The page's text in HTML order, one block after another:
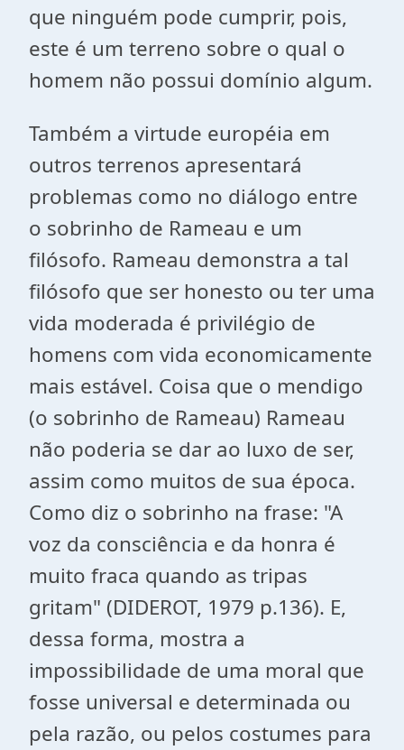
que ninguém pode cumprir, pois,
este é um terreno sobre o qual o
homem não possui domínio algum.
Também a virtude européia em
outros terrenos apresentará
problemas como no diálogo entre
o sobrinho de Rameau e um
filósofo. Rameau demonstra a tal
filósofo que ser honesto ou ter uma
vida moderada é privilégio de
homens com vida economicamente
mais estável. Coisa que o mendigo
(o sobrinho de Rameau) Rameau
não poderia se dar ao luxo de ser,
assim como muitos de sua época.
Como diz o sobrinho na frase: "A
voz da consciência e da honra é
muito fraca quando as tripas
gritam" (DIDEROT, 1979 p.136). E,
dessa forma, mostra a
impossibilidade de uma moral que
fosse universal e determinada ou
pela razão, ou pelos costumes para